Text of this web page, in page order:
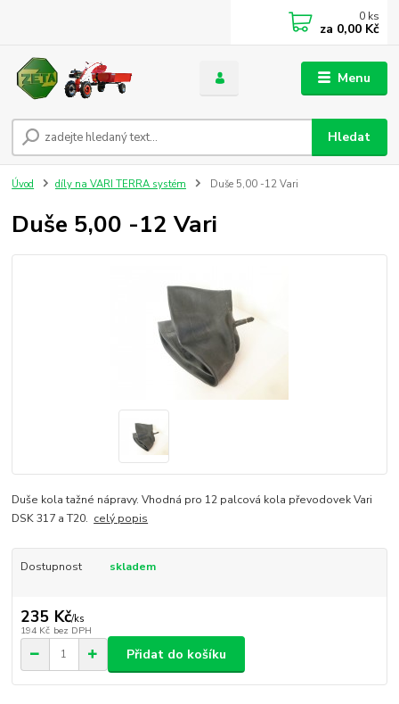
Menu
Hledat
0 ks
za 0,00 Kč
Úvod díly na VARI TERRA systém Duše 5,00 -12 Vari
Duše 5,00 -12 Vari
Duše kola tažné nápravy. Vhodná pro 12 palcová kola převodovek Vari
DSK 317 a T20. celý popis
Dostupnost skladem
235 Kč/ks
194 Kč bez DPH
Přidat do košíku